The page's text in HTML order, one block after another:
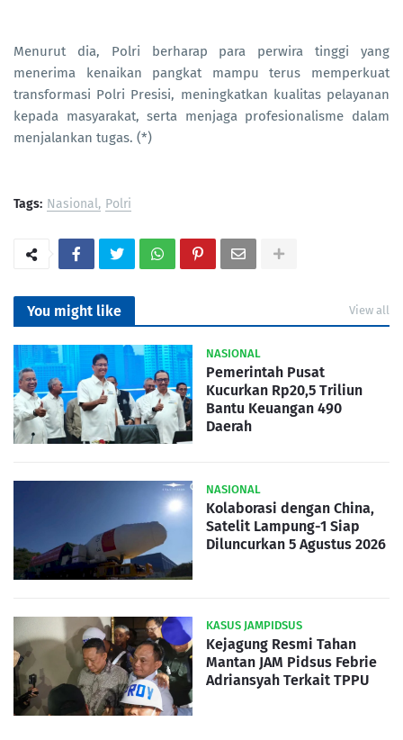
Menurut dia, Polri berharap para perwira tinggi yang
menerima kenaikan pangkat mampu terus memperkuat
transformasi Polri Presisi, meningkatkan kualitas pelayanan
kepada masyarakat, serta menjaga profesionalisme dalam
menjalankan tugas. (*)
Tags: Nasional Polri
You might like View all
NASIONAL
Pemerintah Pusat
Kucurkan Rp20,5 Triliun
Bantu Keuangan 490
Daerah
NASIONAL
Kolaborasi dengan China,
Satelit Lampung-1 Siap
Diluncurkan 5 Agustus 2026
KASUS JAMPIDSUS
Kejagung Resmi Tahan
Mantan JAM Pidsus Febrie
Adriansyah Terkait TPPU